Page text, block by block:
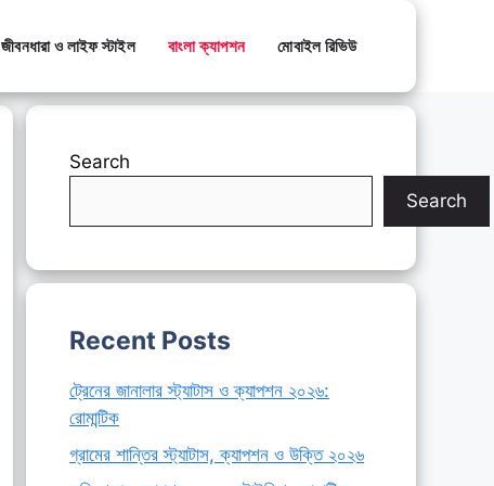
জীবনধারা ও লাইফ স্টাইল বাংলা ক্যাপশন মোবাইল রিভিউ
Search
Search
Recent Posts
ট্রেনের জানালার স্ট্যাটাস ও ক্যাপশন ২০২৬:
রোমান্টিক
গ্রামের শান্তির স্ট্যাটাস, ক্যাপশন ও উক্তি ২০২৬